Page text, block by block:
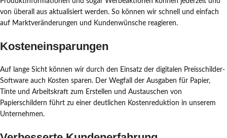
von überall aus aktualisiert werden. So können wir schnell und einfach
auf Marktveränderungen und Kundenwünsche reagieren.
Kosteneinsparungen
Auf lange Sicht können wir durch den Einsatz der digitalen Preisschilder-
Software auch Kosten sparen. Der Wegfall der Ausgaben für Papier,
Tinte und Arbeitskraft zum Erstellen und Austauschen von
Papierschildern führt zu einer deutlichen Kostenreduktion in unserem
Unternehmen.